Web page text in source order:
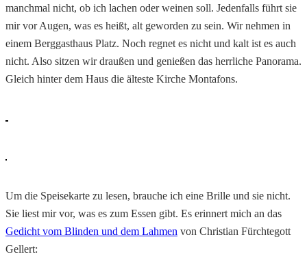
manchmal nicht, ob ich lachen oder weinen soll. Jedenfalls führt sie
mir vor Augen, was es heißt, alt geworden zu sein. Wir nehmen in
einem Berggasthaus Platz. Noch regnet es nicht und kalt ist es auch
nicht. Also sitzen wir draußen und genießen das herrliche Panorama.
Gleich hinter dem Haus die älteste Kirche Montafons.
Um die Speisekarte zu lesen, brauche ich eine Brille und sie nicht.
Sie liest mir vor, was es zum Essen gibt. Es erinnert mich an das
Gedicht vom Blinden und dem Lahmen von Christian Fürchtegott
Gellert: